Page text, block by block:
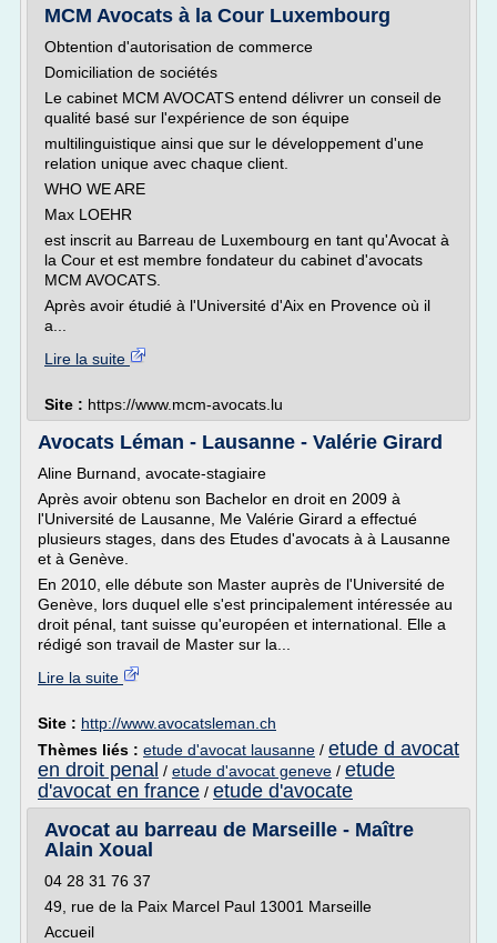
MCM Avocats à la Cour Luxembourg
Obtention d'autorisation de commerce
Domiciliation de sociétés
Le cabinet MCM AVOCATS entend délivrer un conseil de
qualité basé sur l'expérience de son équipe
multilinguistique ainsi que sur le développement d'une
relation unique avec chaque client.
WHO WE ARE
Max LOEHR
est inscrit au Barreau de Luxembourg en tant qu'Avocat à
la Cour et est membre fondateur du cabinet d'avocats
MCM AVOCATS.
Après avoir étudié à l'Université d'Aix en Provence où il
a...
Lire la suite
Site : https://www.mcm-avocats.lu
Avocats Léman - Lausanne - Valérie Girard
Aline Burnand, avocate-stagiaire
Après avoir obtenu son Bachelor en droit en 2009 à
l'Université de Lausanne, Me Valérie Girard a effectué
plusieurs stages, dans des Etudes d'avocats à à Lausanne
et à Genève.
En 2010, elle débute son Master auprès de l'Université de
Genève, lors duquel elle s'est principalement intéressée au
droit pénal, tant suisse qu'européen et international. Elle a
rédigé son travail de Master sur la...
Lire la suite
Site : http://www.avocatsleman.ch
Thèmes liés : etude d'avocat lausanne / etude d avocat
en droit penal / etude d'avocat geneve / etude
d'avocat en france / etude d'avocate
Avocat au barreau de Marseille - Maître
Alain Xoual
04 28 31 76 37
49, rue de la Paix Marcel Paul 13001 Marseille
Accueil